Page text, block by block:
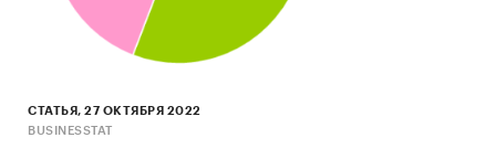
СТАТЬЯ, 27 ОКТЯБРЯ 2022
BUSINESSTAT